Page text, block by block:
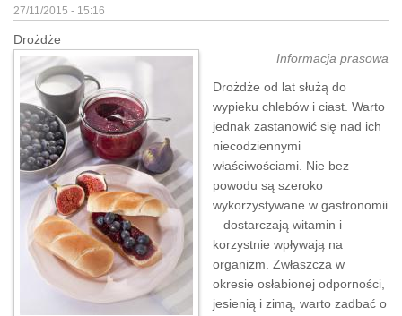
27/11/2015 - 15:16
Drożdże
Informacja prasowa
Drożdże od lat służą do
wypieku chlebów i ciast. Warto
jednak zastanowić się nad ich
niecodziennymi
właściwościami. Nie bez
powodu są szeroko
wykorzystywane w gastronomii
– dostarczają witamin i
korzystnie wpływają na
organizm. Zwłaszcza w
okresie osłabionej odporności,
jesienią i zimą, warto zadbać o